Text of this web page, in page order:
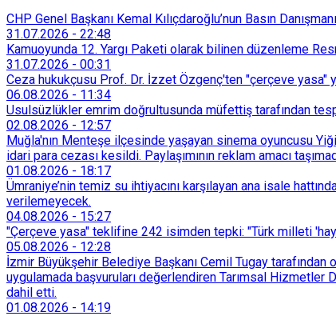
CHP Genel Başkanı Kemal Kılıçdaroğlu’nun Basın
31.07.2026 - 22:48
Kamuoyunda 12. Yargı Paketi olarak bilinen düzenleme
31.07.2026 - 00:31
Ceza hukukçusu Prof. Dr. İzzet Özgenç'ten "çerçeve yasa"
06.08.2026 - 11:34
Usulsüzlükler emrim doğrultusunda müfettiş tarafından
02.08.2026 - 12:57
Muğla'nın Menteşe ilçesinde yaşayan sinema oyuncusu
idari para cezası kesildi. Paylaşımının reklam amacı
01.08.2026 - 18:17
Ümraniye’nin temiz su ihtiyacını karşılayan ana isale
verilemeyecek.
04.08.2026 - 15:27
"Çerçeve yasa" teklifine 242 isimden tepki: "Türk milleti
05.08.2026 - 12:28
İzmir Büyükşehir Belediye Başkanı Cemil Tugay
uygulamada başvuruları değerlendiren Tarımsal
dahil etti.
01.08.2026 - 14:19